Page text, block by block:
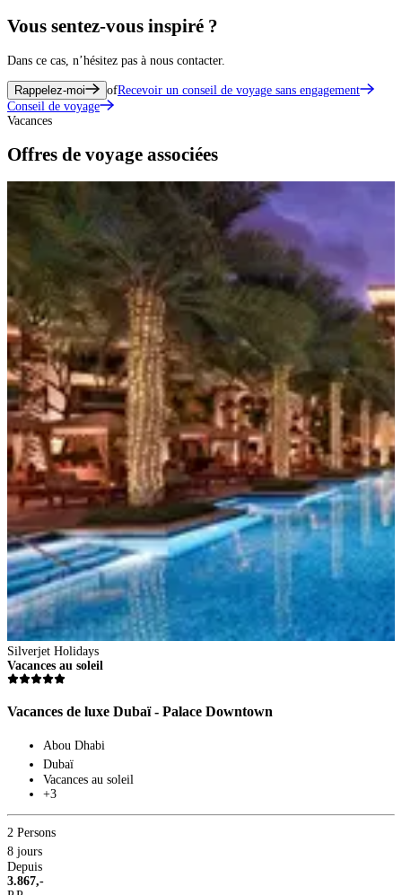
Vous sentez-vous inspiré ?
Dans ce cas, n’hésitez pas à nous contacter.
Rappelez-moi ofRecevoir un conseil de voyage sans engagement
Conseil de voyage
Vacances
Offres de voyage associées
Silverjet Holidays
Vacances au soleil
Vacances de luxe Dubaï - Palace Downtown
Abou Dhabi
Dubaï
Vacances au soleil
+3
2 Persons
8 jours
Depuis
3.867,-